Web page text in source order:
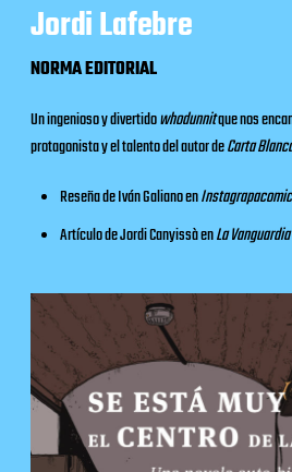
Jordi Lafebre
NORMA EDITORIAL
Un ingenioso y divertidowhodunnitque nos
protagonista y el talento del autor deCarta
Reseña de Iván Galiano en
Artículo de Jordi Canyissà enLa Vanguardia